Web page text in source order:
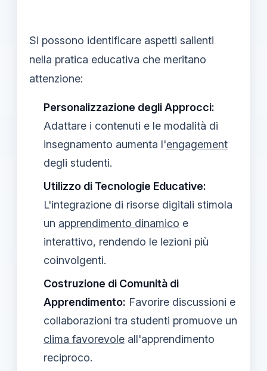
Si possono identificare aspetti salienti
nella pratica educativa che meritano
attenzione:
Personalizzazione degli Approcci:
Adattare i contenuti e le modalità di
insegnamento aumenta l'engagement
degli studenti.
Utilizzo di Tecnologie Educative:
L'integrazione di risorse digitali stimola
un apprendimento dinamico e
interattivo, rendendo le lezioni più
coinvolgenti.
Costruzione di Comunità di
Apprendimento: Favorire discussioni e
collaborazioni tra studenti promuove un
clima favorevole all'apprendimento
reciproco.